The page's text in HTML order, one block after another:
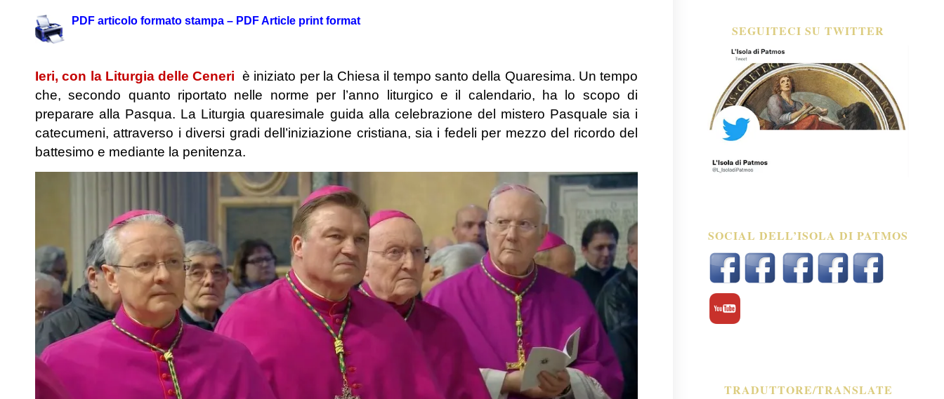
PDF articolo formato stampa – PDF Article print format
Ieri, con la Liturgia delle Ceneri è iniziato per la Chiesa il tempo santo della Quaresima. Un tempo
che, secondo quanto riportato nelle norme per l’anno liturgico e il calendario, ha lo scopo di
preparare alla Pasqua. La Liturgia quaresimale guida alla celebrazione del mistero Pasquale sia i
catecumeni, attraverso i diversi gradi dell’iniziazione cristiana, sia i fedeli per mezzo del ricordo del
battesimo e mediante la penitenza.
SEGUITECI SU TWITTER
SOCIAL DELL’ISOLA DI PATMOS
TRADUTTORE/TRANSLATE